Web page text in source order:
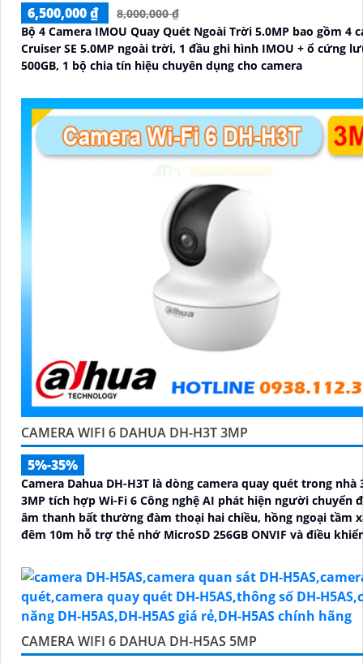
6,500,000 ₫
8,000,000 ₫
Bộ 4 Camera IMOU Quay Quét Ngoài Trời 5.0MP bao gồm 4
Cruiser SE 5.0MP ngoài trời, 1 đầu ghi hình IMOU + ổ cứng
500GB, 1 bộ chia tín hiệu chuyên dụng cho camera
CAMERA WIFI 6 DAHUA DH-H3T 3MP
5%-35%
Camera Dahua DH-H3T là dòng camera quay quét trong nhà
3MP tích hợp Wi-Fi 6 Công nghệ AI phát hiện người chuyển
âm thanh bất thường đàm thoại hai chiều, hồng ngoại tầm
đêm 10m hỗ trợ thẻ nhớ MicroSD 256GB ONVIF và điều
CAMERA WIFI 6 DAHUA DH-H5AS 5MP